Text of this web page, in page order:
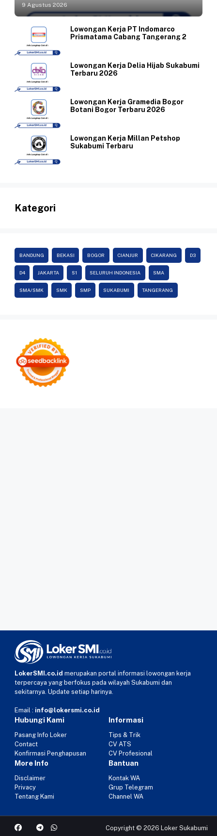
9 Agustus 2026
Lowongan Kerja PT Indomarco
Prismatama Cabang Tangerang 2
Lowongan Kerja Delia Hijab Sukabumi
Terbaru 2026
Lowongan Kerja Gramedia Bogor
Botani Bogor Terbaru 2026
Lowongan Kerja Millan Petshop
Sukabumi Terbaru
Kategori
BANDUNG BEKASI BOGOR CIANJUR CIKARANG D3
D4 JAKARTA S1 SELURUH INDONESIA SMA
SMA/SMK SMK SMP SUKABUMI TANGERANG
LokerSMI.co.id merupakan portal informasi lowongan kerja
terpercaya yang berfokus pada wilayah Sukabumi dan
sekitarnya. Update setiap harinya.
Email : info@lokersmi.co.id
Hubungi Kami
Pasang Info Loker
Contact
Konfirmasi Penghapusan
Informasi
Tips & Trik
CV ATS
CV Profesional
More Info
Disclaimer
Privacy
Tentang Kami
Bantuan
Kontak WA
Grup Telegram
Channel WA
Copyright © 2026 Loker Sukabumi